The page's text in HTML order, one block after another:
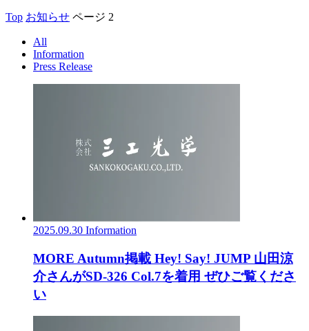
Top お知らせ ページ 2
All
Information
Press Release
2025.09.30 Information
MORE Autumn掲載 Hey! Say! JUMP 山田涼
介さんがSD-326 Col.7を着用 ぜひご覧くださ
い